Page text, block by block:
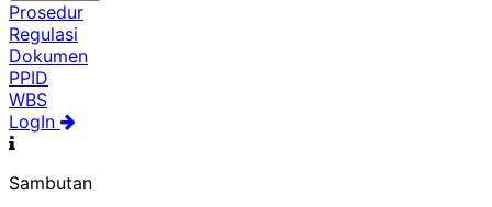
Prosedur
Regulasi
Dokumen
PPID
WBS
LogIn
Sambutan